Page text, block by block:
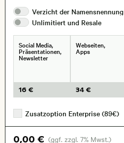
Verzicht der Namensnennung
Unlimitiert und Resale
Social Media,
Präsentationen,
Newsletter
16 €
Webseiten,
Apps
34 €
Zusatzoption Enterprise (89€)
0,00 € (ggf. zzgl. 7% Mwst.)